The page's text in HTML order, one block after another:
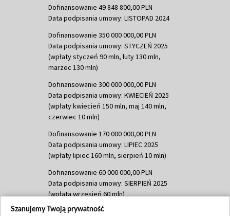
Dofinansowanie 49 848 800,00 PLN
Data podpisania umowy: LISTOPAD 2024
Dofinansowanie 350 000 000,00 PLN
Data podpisania umowy: STYCZEŃ 2025
(wpłaty styczeń 90 mln, luty 130 mln,
marzec 130 mln)
Dofinansowanie 300 000 000,00 PLN
Data podpisania umowy: KWIECIEŃ 2025
(wpłaty kwiecień 150 mln, maj 140 mln,
czerwiec 10 mln)
Dofinansowanie 170 000 000,00 PLN
Data podpisania umowy: LIPIEC 2025
(wpłaty lipiec 160 mln, sierpień 10 mln)
Dofinansowanie 60 000 000,00 PLN
Data podpisania umowy: SIERPIEŃ 2025
(wpłata wrzesień 60 mln)
Dofinansowanie 635 783 051,21 PLN
Szanujemy Twoją prywatność